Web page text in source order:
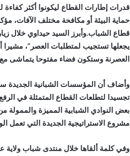
قدرات إطارات القطاع ليكونوا أكثر
حماية البيئة أو مكافحة مختلف الآفات،
قطاع الشباب.وأبرز السيد حيداوي خلال
يجعلها تستجيب لمتطلبات العصر”، مشيرا
العصرنة وستكون فضاء مفتوحا يتماشى مع
وأضاف أن المؤسسات الشبانية الجديدة
تجسيدا لتطلعات القطاع المتمثلة في
بعض النوادي الشبابية المميزة
مشروع الاستراتيجية الجديدة التي تعمل
وفي كلمة ألقاها خلال منتدى شباب ولاية